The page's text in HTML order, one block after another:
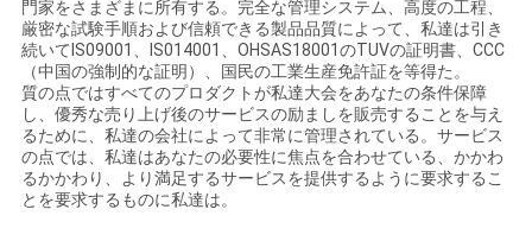
門家をさまざまに所有する。完全な管理システム、高度の工程、
厳密な試験手順および信頼できる製品品質によって、私達は引き
続いてIS09001、IS014001、OHSAS18001のTUVの証明書、CCC
（中国の強制的な証明）、国民の工業生産免許証を等得た。
質の点ではすべてのプロダクトが私達大会をあなたの条件保障
し、優秀な売り上げ後のサービスの励ましを販売することを与え
るために、私達の会社によって非常に管理されている。サービス
の点では、私達はあなたの必要性に焦点を合わせている、かかわ
るかかわり、より満足するサービスを提供するように要求するこ
とを要求するものに私達は。